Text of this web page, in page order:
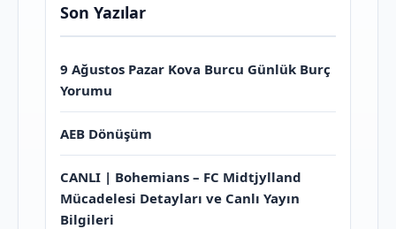
Son Yazılar
9 Ağustos Pazar Kova Burcu Günlük Burç
Yorumu
AEB Dönüşüm
CANLI | Bohemians – FC Midtjylland
Mücadelesi Detayları ve Canlı Yayın
Bilgileri